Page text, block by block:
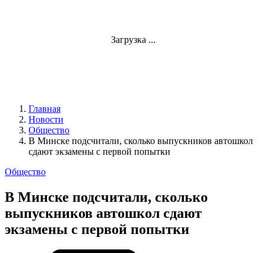
Загрузка ...
Главная
Новости
Общество
В Минске подсчитали, сколько выпускников автошкол
сдают экзамены с первой попытки
Общество
В Минске подсчитали, сколько
выпускников автошкол сдают
экзамены с первой попытки